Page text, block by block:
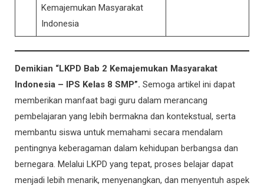
Kemajemukan Masyarakat
Indonesia
Demikian “LKPD Bab 2 Kemajemukan Masyarakat
Indonesia – IPS Kelas 8 SMP”. Semoga artikel ini dapat
memberikan manfaat bagi guru dalam merancang
pembelajaran yang lebih bermakna dan kontekstual, serta
membantu siswa untuk memahami secara mendalam
pentingnya keberagaman dalam kehidupan berbangsa dan
bernegara. Melalui LKPD yang tepat, proses belajar dapat
menjadi lebih menarik, menyenangkan, dan menyentuh aspek